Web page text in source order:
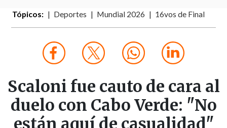
Tópicos: Deportes Mundial 2026 16vos de Final
Scaloni fue cauto de cara al
duelo con Cabo Verde: "No